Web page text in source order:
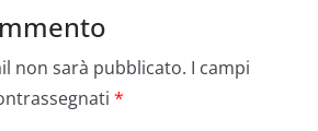
non sarà pubblicato. I campi
*